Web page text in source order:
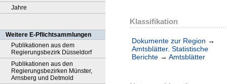
Jahre
Weitere E-Pflichtsammlungen
Publikationen aus dem
Regierungsbezirk Düsseldorf
Publikationen aus den
Regierungsbezirken Münster,
Arnsberg und Detmold
Klassifikation
Dokumente zur Region →
Amtsblätter. Statistische
Berichte → Amtsblätter